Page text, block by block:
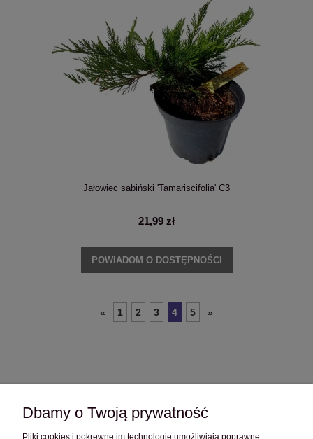
Jałowiec sabiński 'Tamariscifolia' C3
21,99 zł
POWIADOM O DOSTĘPNOŚCI
« 1 2 3 4 5 »
Dbamy o Twoją prywatność
Pliki cookies i pokrewne im technologie umożliwiają poprawne